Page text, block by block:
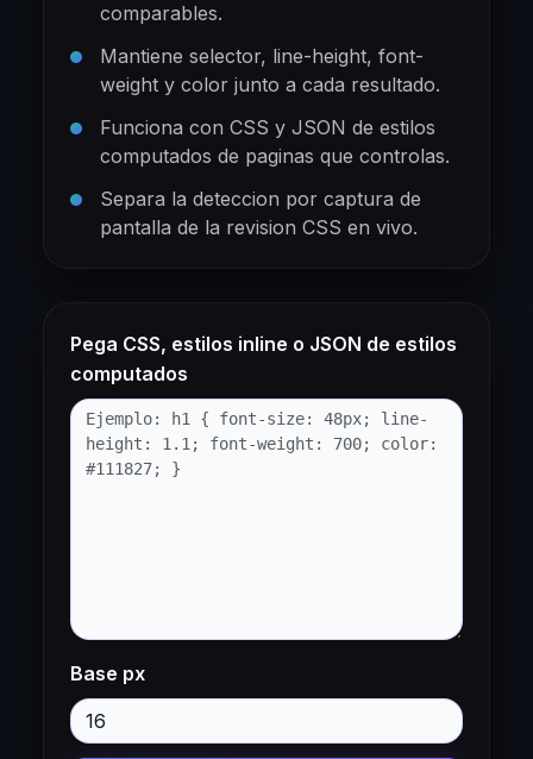
comparables.
Mantiene selector, line-height, font-
weight y color junto a cada resultado.
Funciona con CSS y JSON de estilos
computados de paginas que controlas.
Separa la deteccion por captura de
pantalla de la revision CSS en vivo.
Pega CSS, estilos inline o JSON de estilos
computados
Base px